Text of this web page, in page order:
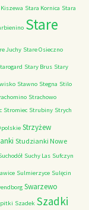
Stara Kornica Stara
Stare
Juchy Stare Osieczno
Stary Brus Stary
Stawno Stegna Stilo
Strachowo
Stromiec Strubiny Strych
Strzyżew
Studzianki Nowe
Suchy Las Sufczyn
Sulmierzyce Sulęcin
Swarzewo
Szadek Szadki